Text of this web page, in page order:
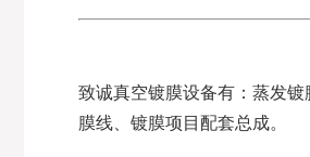
致诚真空镀膜设备有：蒸发
膜线、镀膜项目配套总成。